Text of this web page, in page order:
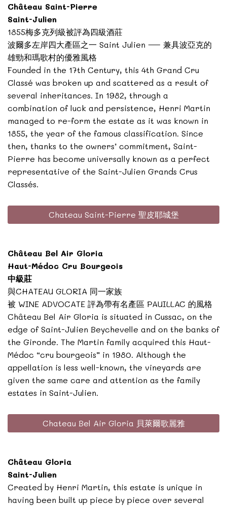
Château Saint-Pierre
Saint-Julien
1855梅多克列級被評為四級酒莊
波爾多左岸四大產區之一 Saint Julien — 兼具波亞克的
雄勁和瑪歌村的優雅風格
Founded in the 17th Century, this 4th Grand Cru
Classé was broken up and scattered as a result of
several inheritances. In 1982, through a
combination of luck and persistence, Henri Martin
managed to re-form the estate as it was known in
1855, the year of the famous classification. Since
then, thanks to the owners’ commitment, Saint-
Pierre has become universally known as a perfect
representative of the Saint-Julien Grands Crus
Classés.
Chateau Saint-Pierre 聖皮耶城堡
Château Bel Air Gloria
Haut-Médoc Cru Bourgeois
中級莊
與CHATEAU GLORIA 同一家族
被 WINE ADVOCATE 評為帶有名產區 PAUILLAC 的風格
Château Bel Air Gloria is situated in Cussac, on the
edge of Saint-Julien Beychevelle and on the banks of
the Gironde. The Martin family acquired this Haut-
Médoc “cru bourgeois” in 1980. Although the
appellation is less well-known, the vineyards are
given the same care and attention as the family
estates in Saint-Julien.
Chateau Bel Air Gloria 貝萊爾歌麗雅
Château Gloria
Saint-Julien
Created by Henri Martin, this estate is unique in
having been built up piece by piece over several